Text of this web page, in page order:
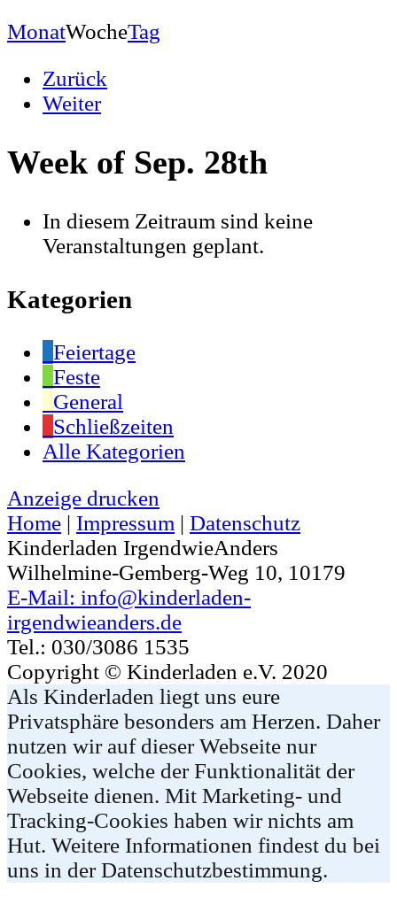
MonatWocheTag
Zurück
Weiter
Week of Sep. 28th
In diesem Zeitraum sind keine
Veranstaltungen geplant.
Kategorien
Feiertage
Feste
General
Schließzeiten
Alle Kategorien
Anzeige drucken
Home | Impressum | Datenschutz
Kinderladen IrgendwieAnders
Wilhelmine-Gemberg-Weg 10, 10179
E-Mail: info@kinderladen-
irgendwieanders.de
Tel.: 030/3086 1535
Copyright © Kinderladen e.V. 2020
Als Kinderladen liegt uns eure
Privatsphäre besonders am Herzen. Daher
nutzen wir auf dieser Webseite nur
Cookies, welche der Funktionalität der
Webseite dienen. Mit Marketing- und
Tracking-Cookies haben wir nichts am
Hut. Weitere Informationen findest du bei
uns in der Datenschutzbestimmung.